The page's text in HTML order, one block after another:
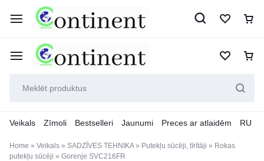
Veikals Zīmoli Bestselleri Jaunumi Preces ar atlaidēm RU
Home » Veikals » SADZĪVES TEHNIKA» Putekļu sūcēji, tīrītāji » Rokas
putekļu sūcēji » Gorenje SVC216FR